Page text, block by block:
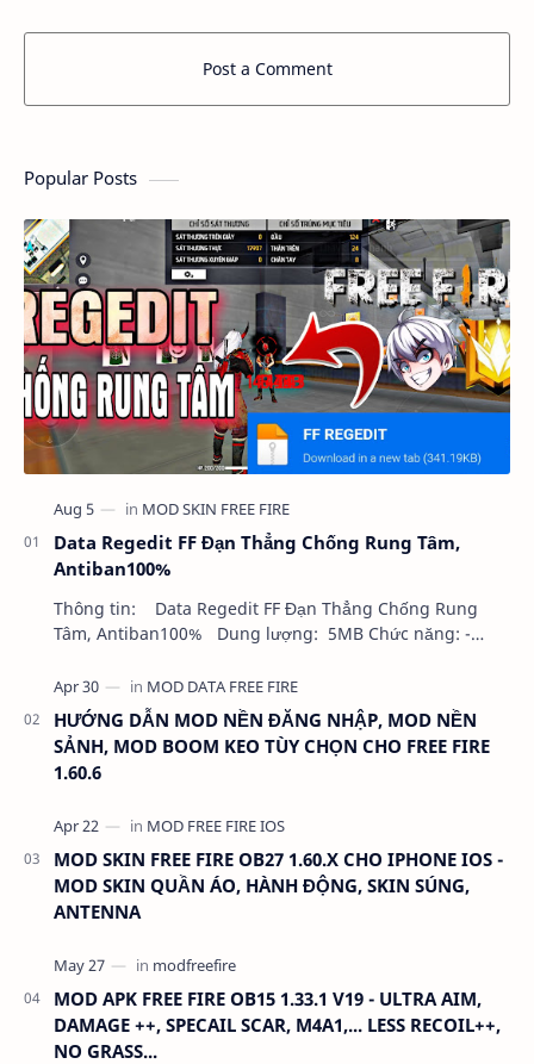
Post a Comment
Popular Posts
Data Regedit FF Đạn Thẳng Chống Rung Tâm,
Antiban100%
Thông tin: Data Regedit FF Đạn Thẳng Chống Rung
Tâm, Antiban100% Dung lượng: 5MB Chức năng: -
HƯỚNG DẪN MOD NỀN ĐĂNG NHẬP, MOD NỀN
SẢNH, MOD BOOM KEO TÙY CHỌN CHO FREE FIRE
1.60.6
MOD SKIN FREE FIRE OB27 1.60.X CHO IPHONE IOS -
MOD SKIN QUẦN ÁO, HÀNH ĐỘNG, SKIN SÚNG,
ANTENNA
MOD APK FREE FIRE OB15 1.33.1 V19 - ULTRA AIM,
DAMAGE ++, SPECAIL SCAR, M4A1,... LESS RECOIL++,
NO GRASS...